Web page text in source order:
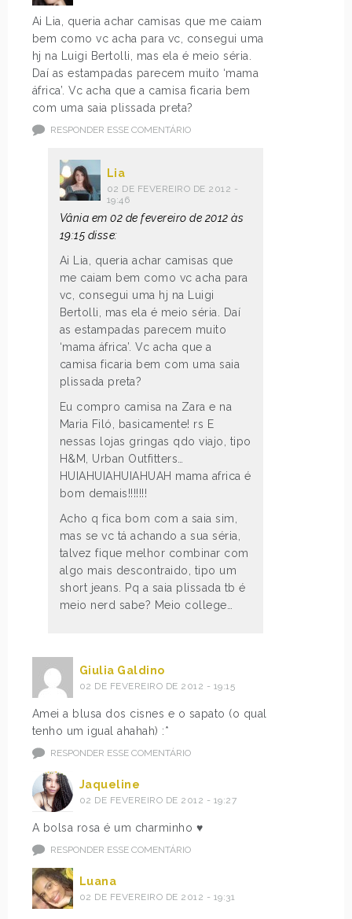
Ai Lia, queria achar camisas que me caiam
bem como vc acha para vc, consegui uma
hj na Luigi Bertolli, mas ela é meio séria.
Daí as estampadas parecem muito ‘mama
áfrica’. Vc acha que a camisa ficaria bem
com uma saia plissada preta?
RESPONDER ESSE COMENTÁRIO
Lia
02 DE FEVEREIRO DE 2012 -
19:46
Vânia em 02 de fevereiro de 2012 às
19:15 disse:
Ai Lia, queria achar camisas que
me caiam bem como vc acha para
vc, consegui uma hj na Luigi
Bertolli, mas ela é meio séria. Daí
as estampadas parecem muito
‘mama áfrica’. Vc acha que a
camisa ficaria bem com uma saia
plissada preta?
Eu compro camisa na Zara e na
Maria Filó, basicamente! rs E
nessas lojas gringas qdo viajo, tipo
H&M, Urban Outfitters…
HUIAHUIAHUIAHUAH mama africa é
bom demais!!!!!!!
Acho q fica bom com a saia sim,
mas se vc tá achando a sua séria,
talvez fique melhor combinar com
algo mais descontraido, tipo um
short jeans. Pq a saia plissada tb é
meio nerd sabe? Meio college…
Giulia Galdino
02 DE FEVEREIRO DE 2012 - 19:15
Amei a blusa dos cisnes e o sapato (o qual
tenho um igual ahahah) :*
RESPONDER ESSE COMENTÁRIO
Jaqueline
02 DE FEVEREIRO DE 2012 - 19:27
A bolsa rosa é um charminho ♥
RESPONDER ESSE COMENTÁRIO
Luana
02 DE FEVEREIRO DE 2012 - 19:31